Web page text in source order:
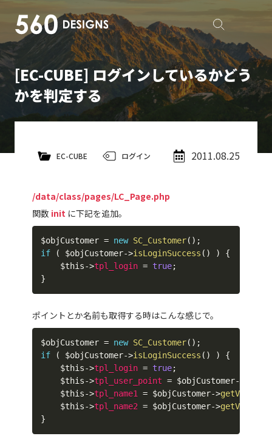
[EC-CUBE] ログインしているかどう
かを判定する
EC-CUBE ログイン 2011.08.25
/data/class/pages/LC_Page.php
関数 init に下記を追加。
$objCustomer = new SC_Customer( ) ;
if
( $objCustomer->isLoginSuccess ( ) )
{
$this->tpl_login = true;
}
ポイントとか名前も取得する時はこんな感じで。
$objCustomer = new SC_Customer( ) ;
if
( $objCustomer->isLoginSuccess ( ) )
{
$this->tpl_login = true;
$this->tpl_user_point = $objCustomer->
$this->tpl_name1 = $objCustomer->getValue
$this->tpl_name2 = $objCustomer->getValue
}